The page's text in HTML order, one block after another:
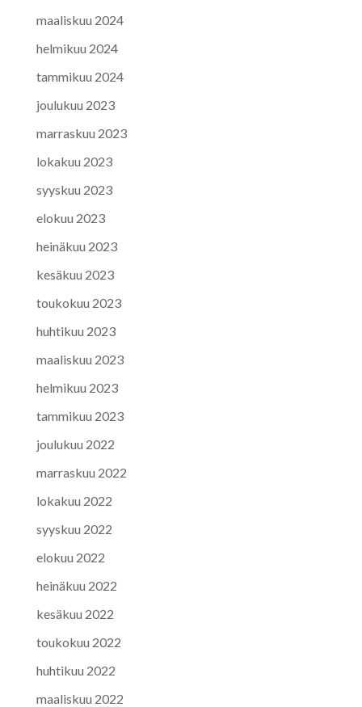
maaliskuu 2024
helmikuu 2024
tammikuu 2024
joulukuu 2023
marraskuu 2023
lokakuu 2023
syyskuu 2023
elokuu 2023
heinäkuu 2023
kesäkuu 2023
toukokuu 2023
huhtikuu 2023
maaliskuu 2023
helmikuu 2023
tammikuu 2023
joulukuu 2022
marraskuu 2022
lokakuu 2022
syyskuu 2022
elokuu 2022
heinäkuu 2022
kesäkuu 2022
toukokuu 2022
huhtikuu 2022
maaliskuu 2022